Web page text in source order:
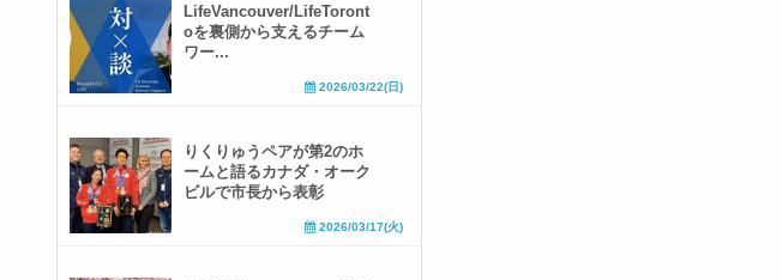
LifeVancouver/LifeToront
oを裏側から支えるチーム
ワー...
2026/03/22(日)
りくりゅうペアが第2のホ
ームと語るカナダ・オーク
ビルで市長から表彰
2026/03/17(火)